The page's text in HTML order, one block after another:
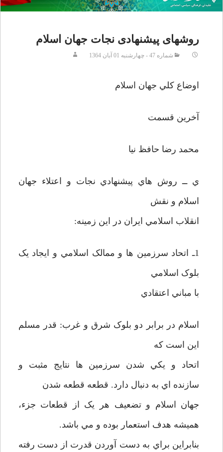
روشهای پیشنهادی نجات جهان اسلام
شماره 47 - چهارشنبه 01 آبان 1364
اوضاع کلي جهان اسلام
آخرين قسمت
محمد رضا حافظ نيا
ي ــ روش هاي پيشنهادي نجات و اعتلاء جهان
اسلام و نقش
انقلاب اسلامي ايران در اين زمينه:
1ـ اتحاد سرزمين ها و ممالک اسلامي و ايجاد يک
بلوک اسلامي
با مباني اعتقادي
اسلام در برابر دو بلوک شرق و غرب: قدر مسلم
اين است که
اتحاد و يکي شدن سرزمين ها نتايج مثبت و
سازنده اي به دنبال دارد. قطعه قطعه شدن
جهان اسلام و تضعيف هر يک از قطعات جزء،
هميشه هدف استعمار بوده و مي باشد.
بنابراين براي به دست آوردن قدرت از دست رفته